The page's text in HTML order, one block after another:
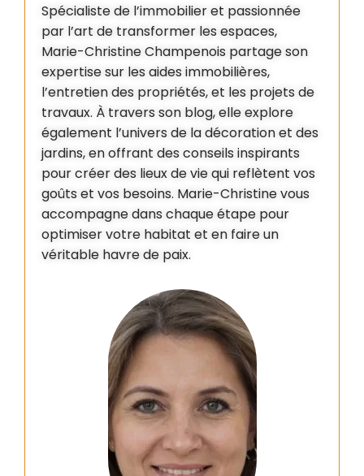
Spécialiste de l’immobilier et passionnée
par l’art de transformer les espaces,
Marie-Christine Champenois partage son
expertise sur les aides immobilières,
l’entretien des propriétés, et les projets de
travaux. À travers son blog, elle explore
également l’univers de la décoration et des
jardins, en offrant des conseils inspirants
pour créer des lieux de vie qui reflètent vos
goûts et vos besoins. Marie-Christine vous
accompagne dans chaque étape pour
optimiser votre habitat et en faire un
véritable havre de paix.